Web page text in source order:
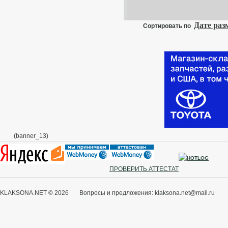
Сортировать по Дате
(banner_13)
ПРОВЕРИТЬ АТТЕСТАТ
KLAKSONA.NET © 2026 Вопросы и предложения: klaksona.net@mail.ru